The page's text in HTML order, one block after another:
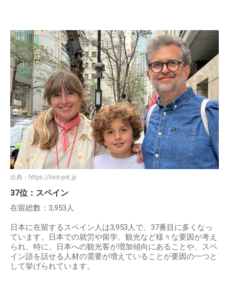
出典： https://hint-pot.jp
37位：スペイン
在留総数：3,953人
日本に在留するスペイン人は3,953人で、37番目に多くなっ
ています。日本での就労や留学、観光など様々な要因が考え
られ、特に、日本への観光客が増加傾向にあることや、スペ
イン語を話せる人材の需要が増えていることが要因の一つと
して挙げられています。